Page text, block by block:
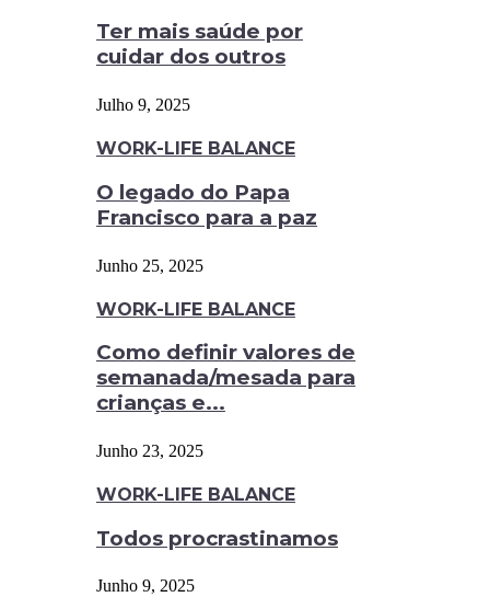
Ter mais saúde por
cuidar dos outros
Julho 9, 2025
WORK-LIFE BALANCE
O legado do Papa
Francisco para a paz
Junho 25, 2025
WORK-LIFE BALANCE
Como definir valores de
semanada/mesada para
crianças e...
Junho 23, 2025
WORK-LIFE BALANCE
Todos procrastinamos
Junho 9, 2025